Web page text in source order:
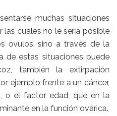
muchas situaciones
las cuales no le sería posible
óvulos, sino a través de la
de estas situaciones puede
también la extirpación
ejemplo frente a un cáncer,
o el factor edad, que en la
en la función ovárica.